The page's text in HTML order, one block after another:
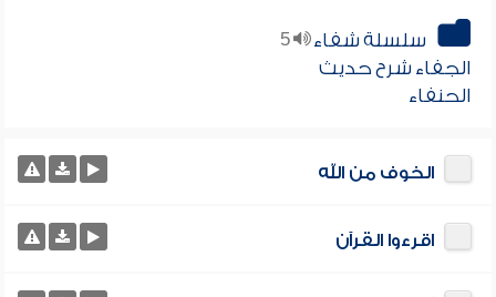
5
سلسلة شفاء
الجفاء شرح حديث
الحنفاء
الخوف من الله
اقرءوا القرآن